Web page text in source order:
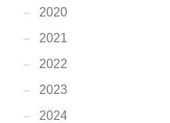
2020
2021
2022
2023
2024